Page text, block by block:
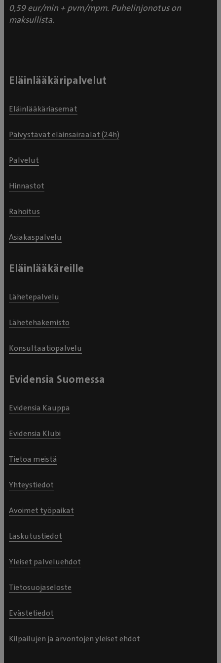
0,59 eur/min + pvm/mpm. Puhelinjonotus on
maksullista.
Eläinlääkäripalvelut
Eläinlääkäriasemat
Päivystävät eläinsairaalat (24h)
Palvelut
Hinnastot
Rahoitus
Asiakaspalvelu
Eläinlääkäreille
Lähetepalvelu
Lähetehakemisto
Konsultaatiopalvelu
Evidensia Suomessa
Evidensia Kauppa
Evidensia Klubi
Tietoa meistä
Yhteystiedot
Avoimet työpaikat
Laskutustiedot
Yleiset palveluehdot
Tietosuojaseloste
Evästetiedot
Kilpailujen ja arvontojen yleiset ehdot